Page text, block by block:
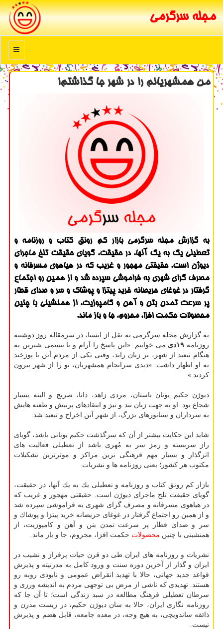
مجله سرگرمی
منو
من همشهریانم را در شهر جا گذاشتم!
به گزارش مجله سرگرمی بازار كم رونق كتاب و روزنامه و
تعطیلی یك به یك آنها، در حقیقت، گویای حقیقت تلخ ماجرای
دیوژن است. حقیقتی مهجور و غریب كه در هیاهوی مسرفانه و
مصرف گرای شهری به فراموشی سپرده شد و از همین رو اجتماع
گرفتار در غوغای حریصانه خرید پیتزا و پوشاك و سر و صدای قطار
پر سرعت تمدن بتن و آهن و كامپوزیت، از همنشینی با چنین
محصولات حكمت افزا، محروم، جا و باز ماند.
به گزارش مجله سرگرمی به نقل از ایسنا، در سرمقاله روز دوشنبه
روزنامه ۱۹دی
می خوانیم: «این پاسخ را آرام و با تبسمی شیرین به
هنگام تبعید از شهر، بر زبان راند، وقتی یكی از مردم آتن با پوزخند
به او اظهار داشت: «دیدی سرانجام همشهریان، تو را از شهر بیرون
كردند.»
دیوژن حكیم یونان باستان، مردی زاهد، دانا، صریح و البته بسیار
شجاع بود. او به جهت زبان تند و تیز و انتقادهای پرنیش و طعنه ه‏ایش
به سرداران و سناتورهای بزرگ، از شهر آتن اخراج و تبعید شد.
شاید این حكایت بیشتر از آن كه سرگذشت حكیم یونانی باشد، گویای
راز سربسته و رمز سر به مُهری باشد از تعطیلی فعالیت‏ های
اثرگذار و بسیار مهم فرهنگی‏ ترین مراكز و موثرترین تشكیلات
مكتوب هر كشور؛ یعنی روزنامه ها و نشریات.
بازار كم رونق كتاب و روزنامه و تعطیلی یك به یك آنها، در حقیقت،
گویای حقیقت تلخ ماجرای دیوژن است. حقیقتی مهجور و غریب كه
در هیاهوی مسرفانه و مصرف گرای شهری به فراموشی سپرده شد
و از همین رو اجتماع گرفتار در غوغای حریصانه خرید پیتزا و پوشاك و
سر و صدای قطار پر سرعت تمدن بتن و آهن و كامپوزیت، از
همنشینی با چنین محصولات حكمت افزا، محروم، جا و باز ماند.
نشریات و روزنامه های ایران طی دو قرن حیات پرفراز و نشیب در
ایران و گذار از آخرین دوره سنت و ورود كامل به مدرنیته و پذیرش
قواعد جدید جهانی، حالا با تهدید انقراض عمومی و نابودی روبه رو
هستند. تهدیدی كه ناشی از مرض بی توجهی مردم به اندیشه ورزی و
سرطان تعطیلی فرهنگ مطالعه در سبد زندگی است؛ تا آن جا كه
روزنامه نگاری ایران، حالا به سان دیوژن حكیم، در زیست مدرن و
ذائقه ساندویچی، به هیچ وجه، در معده جامعه، قابل هضم و پذیرش
نیست.